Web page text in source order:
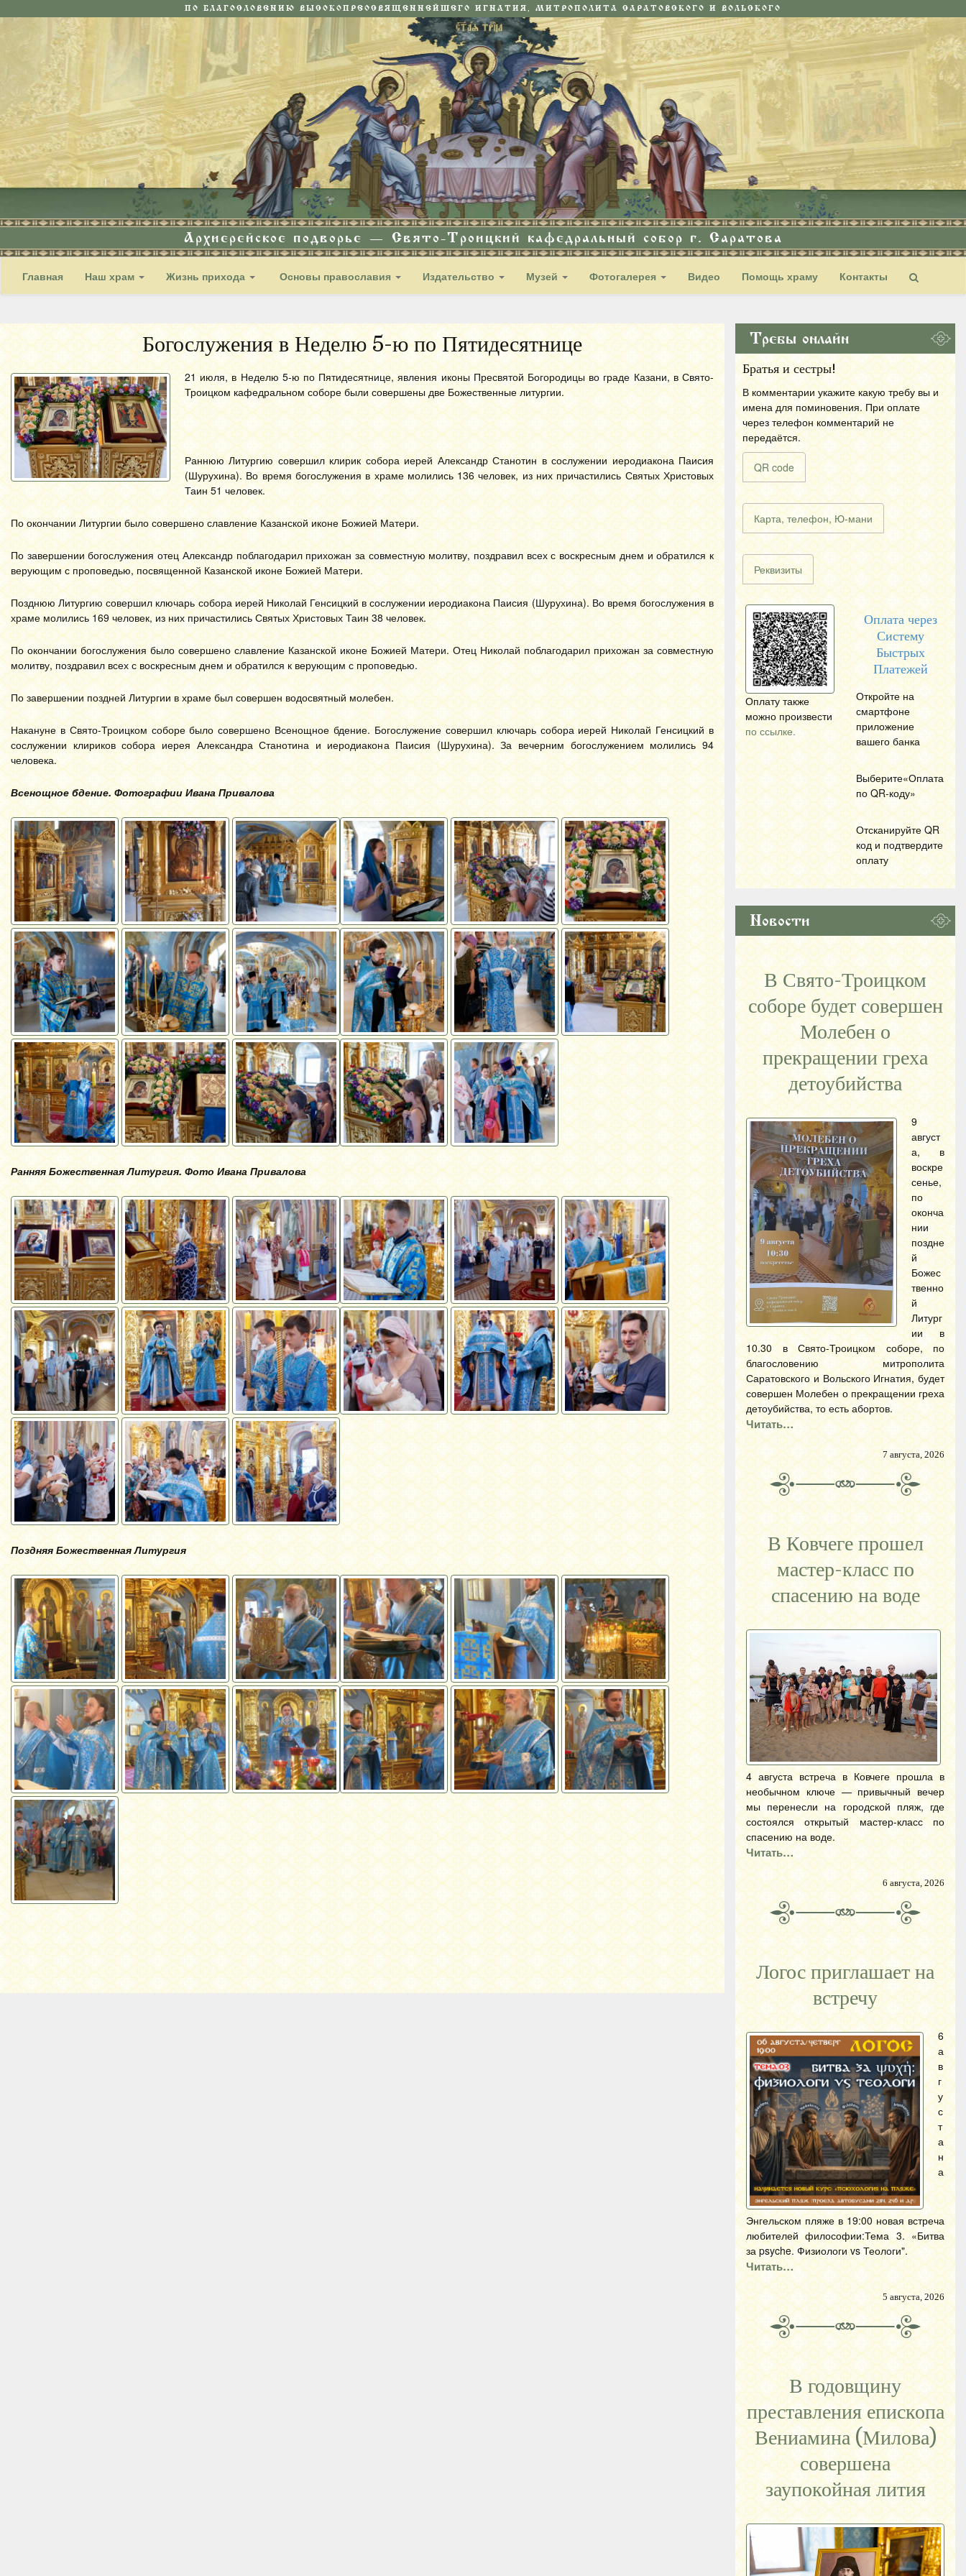
ПО БЛАГОСЛОВЕНИЮ ВЫСОКОПРЕОСВЯЩЕННЕЙШЕГО ИГНАТИЯ, МИТРОПОЛИТА САРАТОВСКОГО И ВОЛЬСКОГО
Архиерейское подворье — Свято-Троицкий кафедральный собор г. Саратова
Главная Наш храм Жизнь прихода Основы православия Издательство Музей Фотогалерея Видео Помощь храму Контакты
Богослужения в Неделю 5-ю по Пятидесятнице
21 июля, в Неделю 5-ю по Пятидесятнице, явления иконы Пресвятой Богородицы во граде Казани, в Свято-
Троицком кафедральном соборе были совершены две Божественные литургии.
Раннюю Литургию совершил клирик собора иерей Александр Станотин в сослужении иеродиакона Паисия
(Шурухина). Во время богослужения в храме молились 136 человек, из них причастились Святых Христовых
Таин 51 человек.
По окончании Литургии было совершено славление Казанской иконе Божией Матери.
По завершении богослужения отец Александр поблагодарил прихожан за совместную молитву, поздравил всех с воскресным днем и обратился к
верующим с проповедью, посвященной Казанской иконе Божией Матери.
Позднюю Литургию совершил ключарь собора иерей Николай Генсицкий в сослужении иеродиакона Паисия (Шурухина). Во время богослужения в
храме молились 169 человек, из них причастились Святых Христовых Таин 38 человек.
По окончании богослужения было совершено славление Казанской иконе Божией Матери. Отец Николай поблагодарил прихожан за совместную
молитву, поздравил всех с воскресным днем и обратился к верующим с проповедью.
По завершении поздней Литургии в храме был совершен водосвятный молебен.
Накануне в Свято-Троицком соборе было совершено Всенощное бдение. Богослужение совершил ключарь собора иерей Николай Генсицкий в
сослужении клириков собора иерея Александра Станотина и иеродиакона Паисия (Шурухина). За вечерним богослужением молились 94
человека.
Всенощное бдение. Фотографии Ивана Привалова
Ранняя Божественная Литургия. Фото Ивана Привалова
Поздняя Божественная Литургия
Требы онлайн
Братья и сестры!
В комментарии укажите какую требу вы и
имена для поминовения. При оплате
через телефон комментарий не
передаётся.
QR code
Карта, телефон, Ю-мани
Реквизиты
Оплату также
можно произвести
по ссылке.
Оплата через
Систему
Быстрых
Платежей
Откройте на
смартфоне
приложение
вашего банка
Выберите«Оплата
по QR-коду»
Отсканируйте QR
код и подтвердите
оплату
Новости
В Свято-Троицком
соборе будет совершен
Молебен о
прекращении греха
детоубийства
9
август
а, в
воскре
сенье,
по
оконча
нии
поздне
й
Божес
твенно
й
Литург
ии в
10.30 в Свято-Троицком соборе, по
благословению митрополита
Саратовского и Вольского Игнатия, будет
совершен Молебен о прекращении греха
детоубийства, то есть абортов.
Читать…
7 августа, 2026
В Ковчеге прошел
мастер-класс по
спасению на воде
4 августа встреча в Ковчеге прошла в
необычном ключе — привычный вечер
мы перенесли на городской пляж, где
состоялся открытый мастер-класс по
спасению на воде.
Читать…
6 августа, 2026
Логос приглашает на
встречу
6
а
в
г
у
с
т
а
н
а
Энгельском пляже в 19:00 новая встреча
любителей философии:Тема 3. «Битва
за psyche. Физиологи vs Теологи".
Читать…
5 августа, 2026
В годовщину
преставления епископа
Вениамина (Милова)
совершена
заупокойная лития